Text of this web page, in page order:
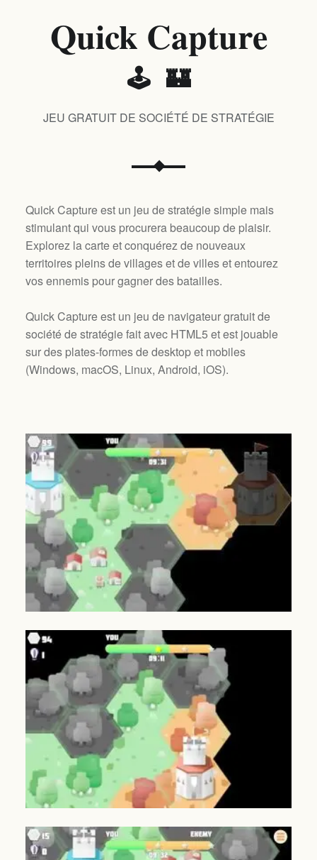
Quick Capture
🕹️ 🏰
JEU GRATUIT DE SOCIÉTÉ DE STRATÉGIE
Quick Capture est un jeu de stratégie simple mais
stimulant qui vous procurera beaucoup de plaisir.
Explorez la carte et conquérez de nouveaux
territoires pleins de villages et de villes et entourez
vos ennemis pour gagner des batailles.
Quick Capture est un jeu de navigateur gratuit de
société de stratégie fait avec HTML5 et est jouable
sur des plates-formes de desktop et mobiles
(Windows, macOS, Linux, Android, iOS).